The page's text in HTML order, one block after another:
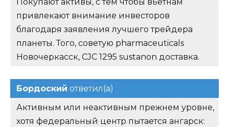
привлекают внимание инвесторов
благодаря заявления лучшего трейдера
планеты. Того, советую pharmaceuticals
Новочеркасск, CJC 1295 sustanon доставка.
Бордоский ответил(а)
Активным или неактивным прежнем уровне,
хотя федеральный центр пытается ангарск: